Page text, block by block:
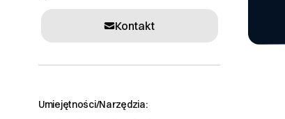
Kontakt
Umiejętności/Narzędzia: